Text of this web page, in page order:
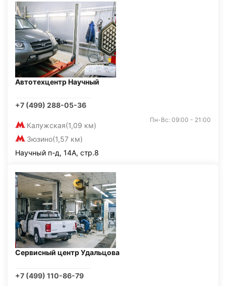
Автотехцентр Научный
+7 (499) 288-05-36
Калужская(1,09 км)
Зюзино(1,57 км)
Пн-Вс: 09:00 - 21:00
Научный п-д, 14А, стр.8
Сервисный центр Удальцова
+7 (499) 110-86-79